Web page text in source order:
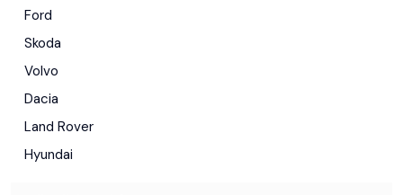
Ford
Skoda
Volvo
Dacia
Land Rover
Hyundai